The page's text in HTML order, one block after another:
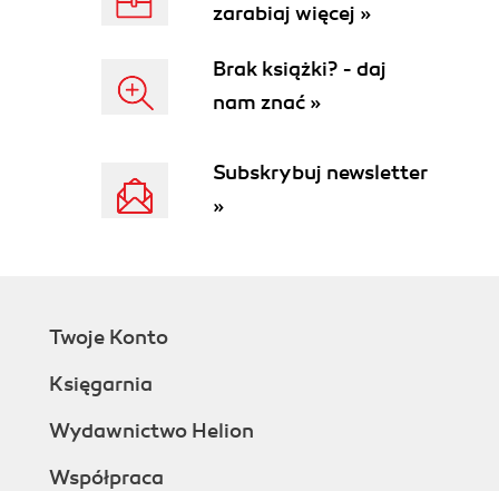
zarabiaj więcej »
Brak książki? - daj
nam znać »
Subskrybuj newsletter
»
Twoje Konto
Księgarnia
Wydawnictwo Helion
Współpraca